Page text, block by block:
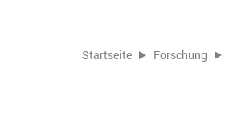
Sie befinden sich hier:
Startseite Forschung